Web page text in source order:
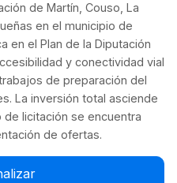
de Martín, Couso, La
en el municipio de
en el Plan de la Diputación
y conectividad vial
de preparación del
La inversión total asciende
de licitación se encuentra
de ofertas.